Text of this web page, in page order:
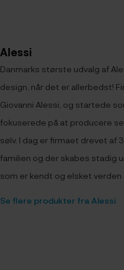
Alessi
Danmarks største udvalg af
design, når det er allerbedst!
Giovanni Alessi, og startede
fokuserede på at producere
sølv. I dag er firmaet drevet af
familien og der skabes stadig
som er kendt og elsket verden
Se flere produkter fra Alessi